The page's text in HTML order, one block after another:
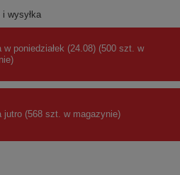
wysyłka
w poniedziałek (24.08) (500 szt. w
)
jutro (568 szt. w magazynie)